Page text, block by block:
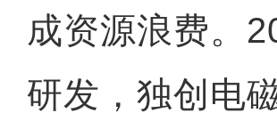
成资源浪费。
研发，独创电